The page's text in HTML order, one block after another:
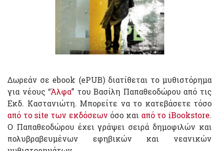
Δωρεάν σε ebook (ePUB) διατίθεται το μυθιστόρημα
για νέους “Άλφα” του Βασίλη Παπαθεοδώρου από τις
Εκδ. Καστανιώτη. Μπορείτε να το κατεβάσετε τόσο
από το site των εκδόσεων όσο και από το iBookstore.
Ο Παπαθεοδώρου έχει γράψει σειρά δημοφιλών και
πολυβραβευμένων εφηβικών και νεανικών